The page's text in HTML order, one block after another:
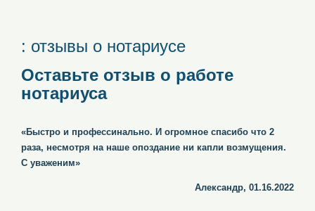
: отзывы о нотариусе
Оставьте отзыв о работе
нотариуса
«Быстро и профессинально. И огромное спасибо что 2
раза, несмотря на наше опоздание ни капли возмущения.
С уваженим»
Александр, 01.16.2022